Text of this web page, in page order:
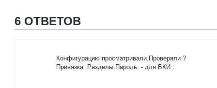
6 ОТВЕТОВ
Конфигурацию просматривали.Проверяли ?
Привязка .Разделы.Пароль. - для БКИ .